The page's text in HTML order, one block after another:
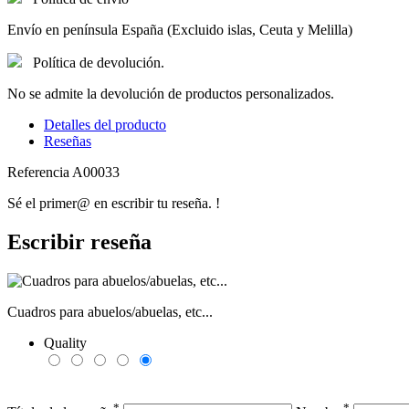
Envío en península España (Excluido islas, Ceuta y Melilla)
Política de devolución.
No se admite la devolución de productos personalizados.
Detalles del producto
Reseñas
Referencia A00033
Sé el primer@ en escribir tu reseña. !
Escribir reseña
Cuadros para abuelos/abuelas, etc...
Quality